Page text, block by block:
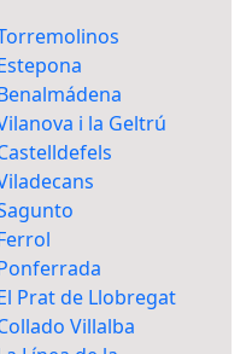
i la Geltrú
Prat de Llobregat
Villalba